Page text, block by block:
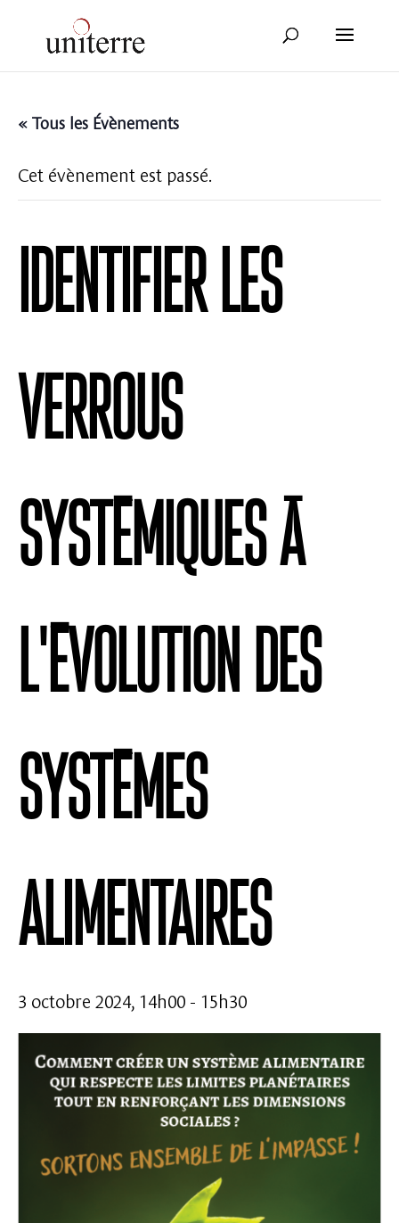
« Tous les Évènements
Cet évènement est passé.
Identifier les
verrous
systémiques à
l’évolution des
systèmes
alimentaires
3 octobre 2024, 14h00 - 15h30